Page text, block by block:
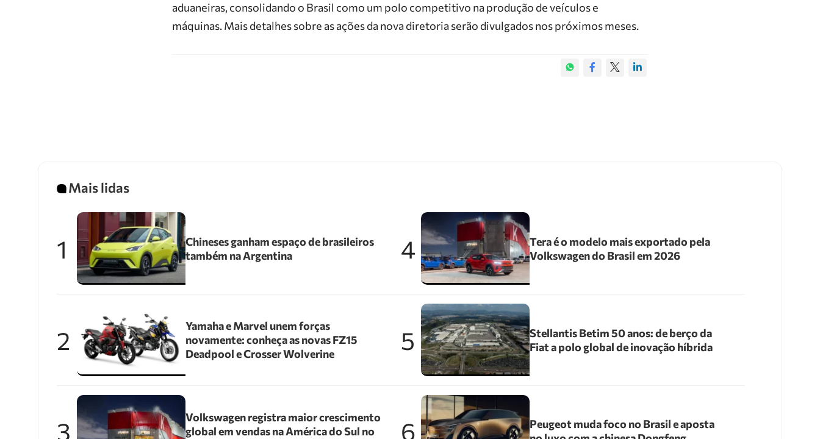
aduaneiras, consolidando o Brasil como um polo competitivo na produção de veículos e
máquinas. Mais detalhes sobre as ações da nova diretoria serão divulgados nos próximos meses.
Mais lidas
1
Chineses ganham espaço de brasileiros
também na Argentina
2
Yamaha e Marvel unem forças
novamente: conheça as novas FZ15
Deadpool e Crosser Wolverine
3
Volkswagen registra maior crescimento
global em vendas na América do Sul no
4
Tera é o modelo mais exportado pela
Volkswagen do Brasil em 2026
5
Stellantis Betim 50 anos: de berço da
Fiat a polo global de inovação híbrida
6
Peugeot muda foco no Brasil e aposta